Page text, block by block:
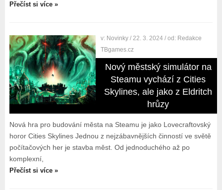
Přečíst si více »
v: Novinky / 22. 3. 2024 / od: Redakce
TBgames.cz
Nový městský simulátor na
Steamu vychází z Cities
Skylines, ale jako z Eldritch
hrůzy
Nová hra pro budování města na Steamu je jako Lovecraftovský
horor Cities Skylines Jednou z nejzábavnějších činností ve světě
počítačových her je stavba měst. Od jednoduchého až po
komplexní,
Přečíst si více »